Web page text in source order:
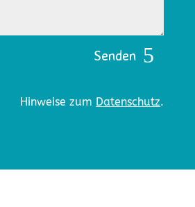
Senden
Hinweise zum Datenschutz.